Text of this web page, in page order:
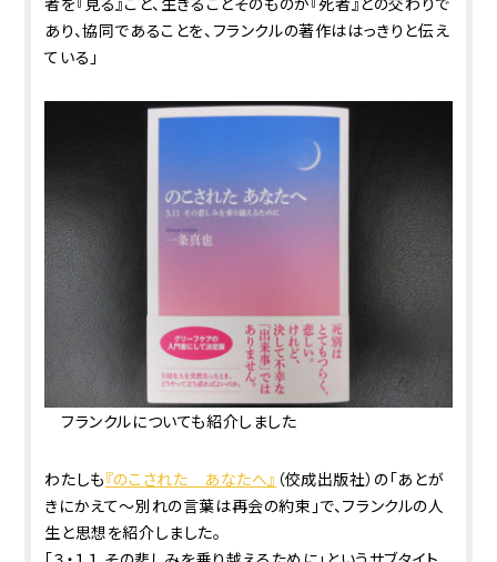
あり、協同であることを、フランクルの著作ははっきりと伝え
ている」
フランクルについても紹介しました
わたしも『のこされた あなたへ』 （佼成出版社）の「あとが
きにかえて～別れの言葉は再会の約束」で、フランクルの人
生と思想を紹介しました。